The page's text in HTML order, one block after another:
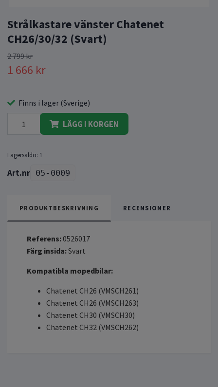
Strålkastare vänster Chatenet
CH26/30/32 (Svart)
2 799 kr
1 666 kr
Finns i lager (Sverige)
LÄGG I KORGEN
Lagersaldo: 1
05-0009
PRODUKTBESKRIVNING RECENSIONER
Referens:0526017
Färg insida:Svart
Kompatibla mopedbilar:
Chatenet CH26 (VMSCH261)
Chatenet CH26 (VMSCH263)
Chatenet CH30 (VMSCH30)
Chatenet CH32 (VMSCH262)